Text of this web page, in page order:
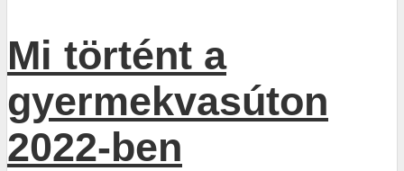
Mi történt a
gyermekvasúton
2022-ben